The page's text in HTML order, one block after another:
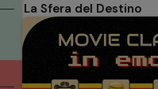
La Sfera del Destino